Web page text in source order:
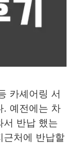
카셰어링 서
. 예전에는 차
서 반납 했는
근처에 반납할